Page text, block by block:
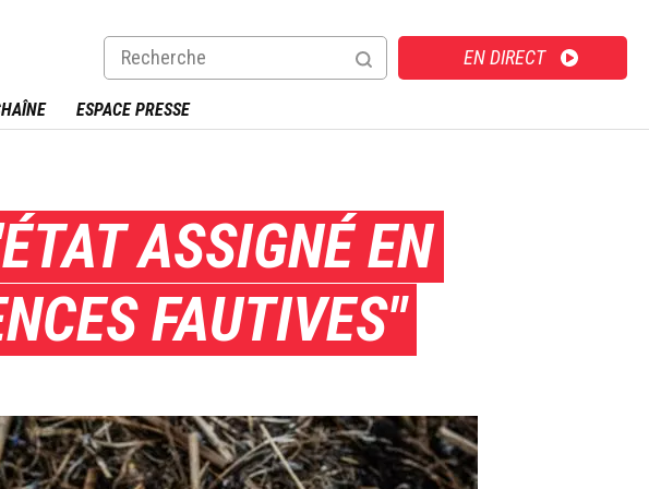
EN DIRECT
ESPACE PRESSE
ASSIGNÉ EN
FAUTIVES"